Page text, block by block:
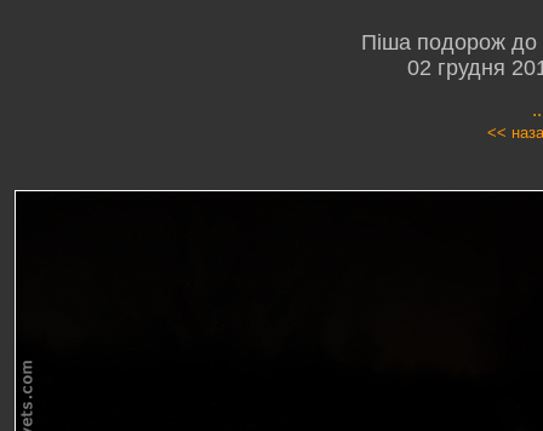
Піша подорож до
02 грудня
<<